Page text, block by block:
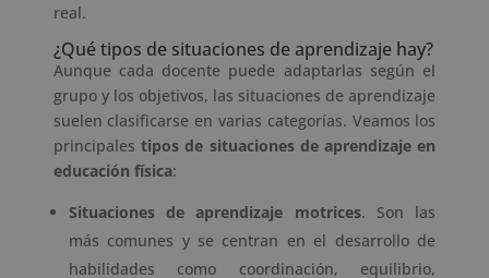
real.
¿Qué tipos de situaciones de aprendizaje hay?
Aunque cada docente puede adaptarlas según el
grupo y los objetivos, las situaciones de aprendizaje
suelen clasificarse en varias categorías. Veamos los
principales tipos de situaciones de aprendizaje en
educación física:
Situaciones de aprendizaje motrices. Son las
más comunes y se centran en el desarrollo de
habilidades como coordinación, equilibrio,